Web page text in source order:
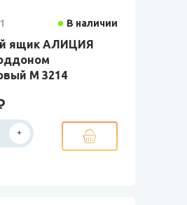
В наличии
ящик АЛИЦИЯ
М 3214